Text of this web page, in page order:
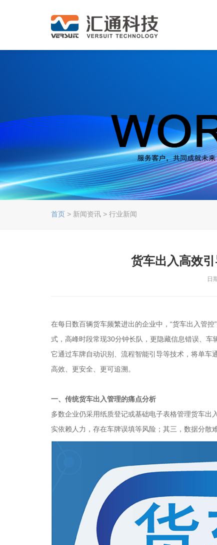
首页 > 新闻资讯 > 行业新闻
货车出入高效
日
在每日数百辆货车频繁进出的企业中，“货车出入管
式，高峰时段常现30分钟长队，更隐藏信息错误、车
它通过车牌自动识别、流程智能引导等技术，将单车
高效、更安全、更可追溯。
一、传统货车出入管理的痛点分析
多数企业仍采用纸质登记或基础电子表格管理货车
实依赖人力，存在车牌误填等风险；其三，数据分散